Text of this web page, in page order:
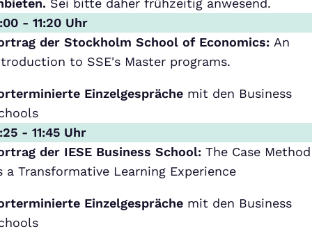
Sei bitte daher frühzeitig anwesend.
- 11:20 Uhr
der Stockholm School of Economics: An
to SSE's Master programs.
Einzelgespräche mit den Business
- 11:45 Uhr
der IESE Business School:The Case Method
a Transformative Learning Experience
Einzelgespräche mit den Business